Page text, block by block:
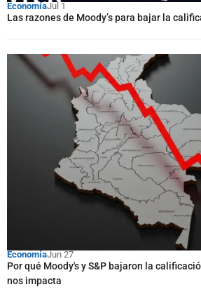
EconomíaJul 1
Las razones de Moody’s para bajar la
EconomíaJun 27
Por qué Moody's y S&P bajaron la
nos impacta